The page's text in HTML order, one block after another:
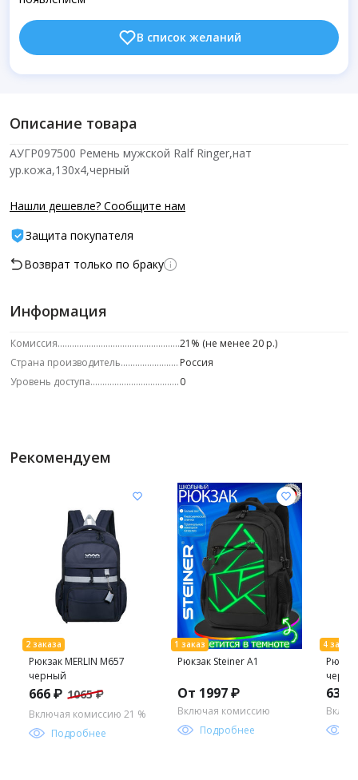
В список желаний
Описание товара
АУГР097500 Ремень мужской Ralf Ringer,нат
ур.кожа,130x4,черный
Нашли дешевле? Сообщите нам
Защита покупателя
Возврат только по браку
Информация
Комиссия
21% (не менее 20 р.)
Страна производитель
Россия
Уровень доступа
0
Рекомендуем
Рюкзак MERLIN M657
черный
666 ₽ 1065 ₽
Включая комиссию 21 %
Подробнее
Рюкзак Steiner A1
От 1997 ₽
Включая комиссию
Подробнее
639